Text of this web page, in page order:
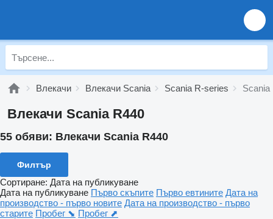
Влекачи Влекачи Scania Scania R-series Scania
Влекачи Scania R440
55 обяви: Влекачи Scania R440
Филтър
Сортиране: Дата на публикуване
Дата на публикуване Първо скъпите Първо евтините Дата на
производство - първо новите Дата на производство - първо
старите Пробег ⬊ Пробег ⬈